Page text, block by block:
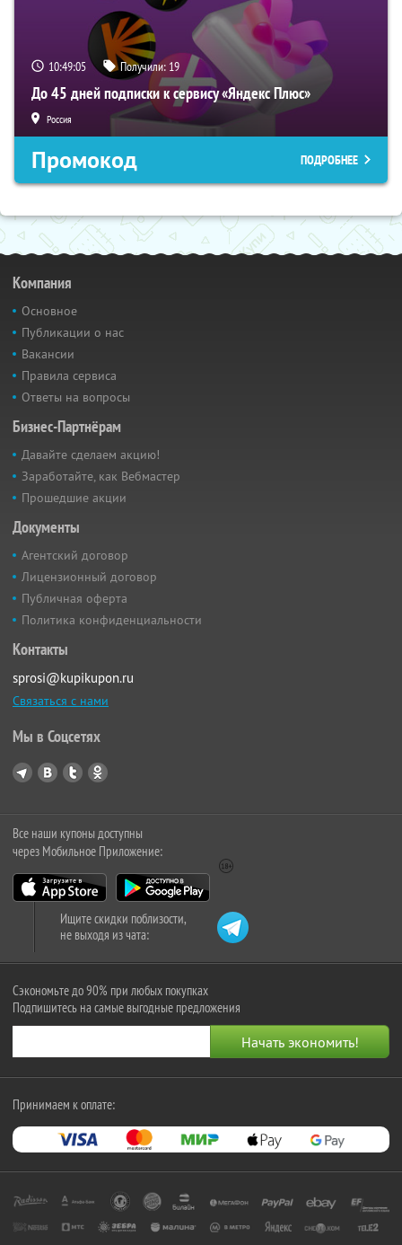
10:49:04 Получили: 19
До 45 дней подписки к сервису «Яндекс Плюс»
Россия
Промокод ПОДРОБНЕЕ
Компания
Основное
Публикации о нас
Вакансии
Правила сервиса
Ответы на вопросы
Бизнес-Партнёрам
Давайте сделаем акцию!
Заработайте, как Вебмастер
Прошедшие акции
Документы
Агентский договор
Лицензионный договор
Публичная оферта
Политика конфиденциальности
Контакты
sprosi@kupikupon.ru
Связаться с нами
Мы в Соцсетях
Все наши купоны доступны
через Мобильное Приложение:
Ищите скидки поблизости,
не выходя из чата:
Сэкономьте до 90% при любых покупках
Подпишитесь на самые выгодные предложения
Принимаем к оплате: